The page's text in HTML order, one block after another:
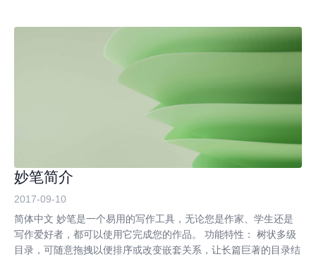
妙笔简介
2017-09-10
简体中文 妙笔是一个易用的写作工具，无论您是作家、学生还是
写作爱好者，都可以使用它完成您的作品。 功能特性： 树状多级
目录，可随意拖拽以便排序或改变嵌套关系，让长篇巨著的目录结